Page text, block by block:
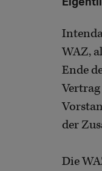
WAZ,
Ende
der
Die